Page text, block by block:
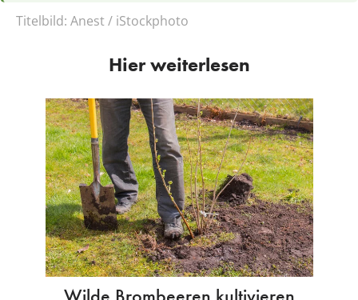
Titelbild: Anest / iStockphoto
Hier weiterlesen